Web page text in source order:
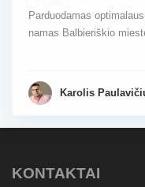
Parduodamas
namas Balbieriškio
Karolis
KONTAKTAI